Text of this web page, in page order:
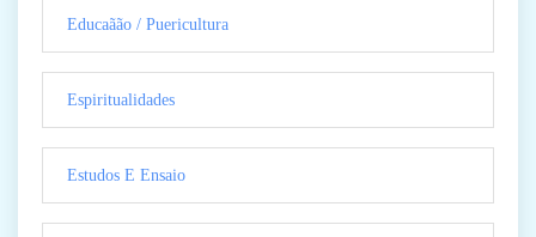
Educaãão / Puericultura
Espiritualidades
Estudos E Ensaio